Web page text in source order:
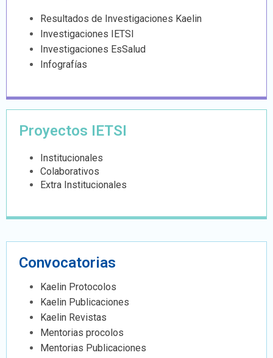
Resultados de Investigaciones Kaelin
Investigaciones IETSI
Investigaciones EsSalud
Infografías
Proyectos IETSI
Institucionales
Colaborativos
Extra Institucionales
Convocatorias
Kaelin Protocolos
Kaelin Publicaciones
Kaelin Revistas
Mentorias procolos
Mentorias Publicaciones